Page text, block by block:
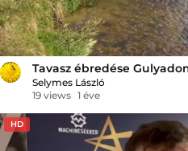
Tavasz ébredése
Selymes László
19 views 1 éve
HD